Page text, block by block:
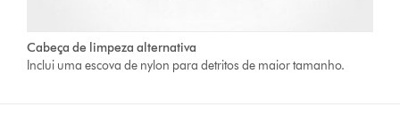
Cabeça de limpeza alternativa
Inclui uma escova de nylon para detritos de maior tamanho.